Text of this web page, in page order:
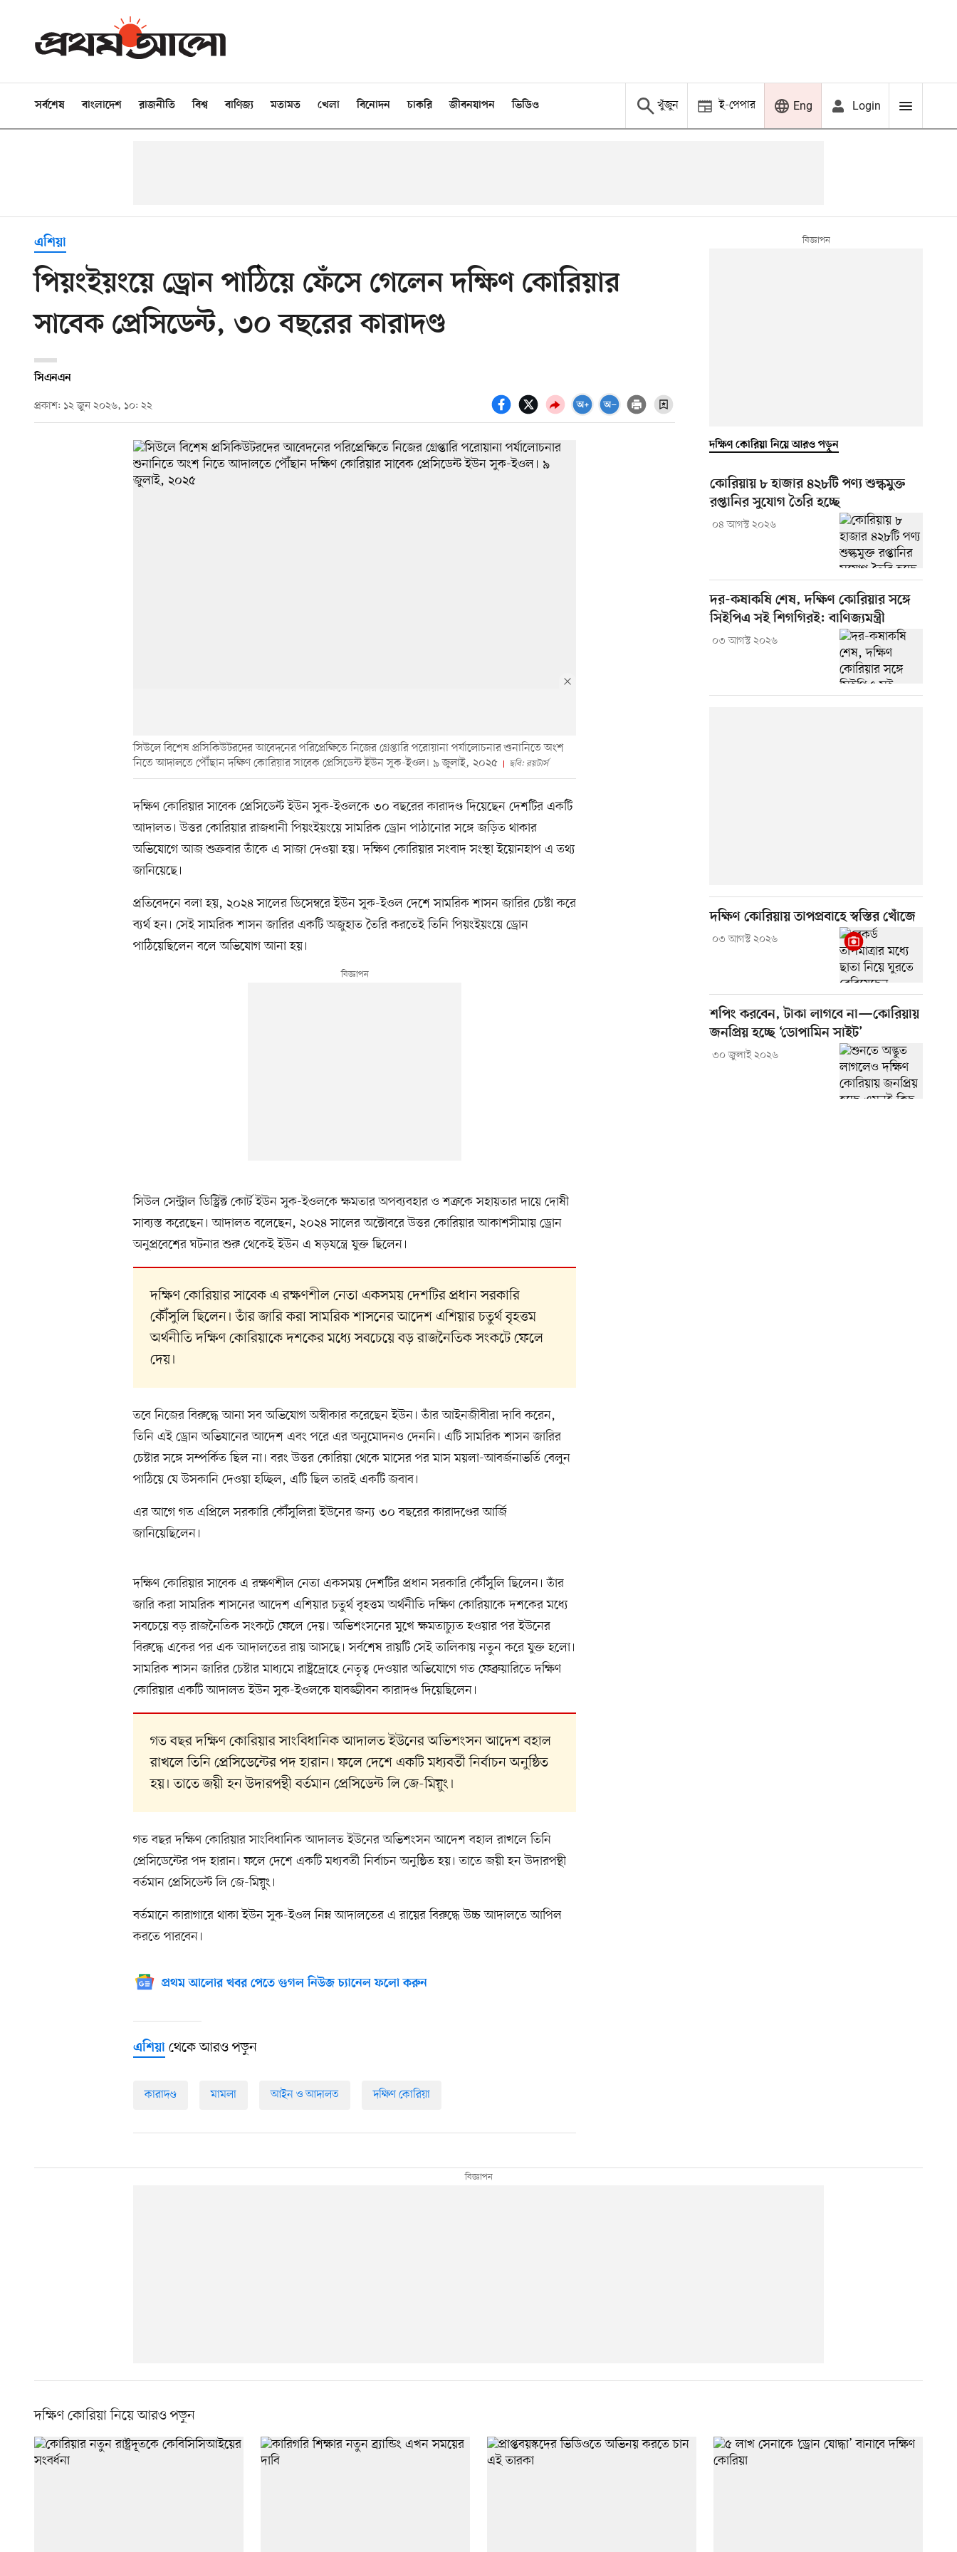
সর্বশেষ বাংলাদেশ রাজনীতি বিশ্ব বাণিজ্য মতামত খেলা বিনোদন চাকরি জীবনযাপন ভিডিও খুঁজুন ই-পেপার Eng Login
এশিয়া
পিয়ংইয়ংয়ে ড্রোন পাঠিয়ে ফেঁসে গেলেন দক্ষিণ কোরিয়ার
সাবেক প্রেসিডেন্ট, ৩০ বছরের কারাদণ্ড
সিএনএন
প্রকাশ: ১২ জুন ২০২৬, ১০: ২২
সিউলে বিশেষ প্রসিকিউটরদের আবেদনের পরিপ্রেক্ষিতে নিজের গ্রেপ্তারি পরোয়ানা পর্যালোচনার শুনানিতে অংশ
নিতে আদালতে পৌঁছান দক্ষিণ কোরিয়ার সাবেক প্রেসিডেন্ট ইউন সুক-ইওল। ৯ জুলাই, ২০২৫
ছবি: রয়টার্স
দক্ষিণ কোরিয়ার সাবেক প্রেসিডেন্ট ইউন সুক-ইওলকে ৩০ বছরের কারাদণ্ড দিয়েছেন দেশটির একটি
আদালত। উত্তর কোরিয়ার রাজধানী পিয়ংইয়ংয়ে সামরিক ড্রোন পাঠানোর সঙ্গে জড়িত থাকার
অভিযোগে আজ শুক্রবার তাঁকে এ সাজা দেওয়া হয়। দক্ষিণ কোরিয়ার সংবাদ সংস্থা ইয়োনহাপ এ তথ্য
জানিয়েছে।
প্রতিবেদনে বলা হয়, ২০২৪ সালের ডিসেম্বরে ইউন সুক-ইওল দেশে সামরিক শাসন জারির চেষ্টা করে
ব্যর্থ হন। সেই সামরিক শাসন জারির একটি অজুহাত তৈরি করতেই তিনি পিয়ংইয়ংয়ে ড্রোন
পাঠিয়েছিলেন বলে অভিযোগ আনা হয়।
সিউল সেন্ট্রাল ডিস্ট্রিক্ট কোর্ট ইউন সুক-ইওলকে ক্ষমতার অপব্যবহার ও শত্রুকে সহায়তার দায়ে দোষী
সাব্যস্ত করেছেন। আদালত বলেছেন, ২০২৪ সালের অক্টোবরে উত্তর কোরিয়ার আকাশসীমায় ড্রোন
অনুপ্রবেশের ঘটনার শুরু থেকেই ইউন এ ষড়যন্ত্রে যুক্ত ছিলেন।
দক্ষিণ কোরিয়ার সাবেক এ রক্ষণশীল নেতা একসময় দেশটির প্রধান সরকারি
কৌঁসুলি ছিলেন। তাঁর জারি করা সামরিক শাসনের আদেশ এশিয়ার চতুর্থ বৃহত্তম
অর্থনীতি দক্ষিণ কোরিয়াকে দশকের মধ্যে সবচেয়ে বড় রাজনৈতিক সংকটে ফেলে
দেয়।
তবে নিজের বিরুদ্ধে আনা সব অভিযোগ অস্বীকার করেছেন ইউন। তাঁর আইনজীবীরা দাবি করেন,
তিনি এই ড্রোন অভিযানের আদেশ এবং পরে এর অনুমোদনও দেননি। এটি সামরিক শাসন জারির
চেষ্টার সঙ্গে সম্পর্কিত ছিল না। বরং উত্তর কোরিয়া থেকে মাসের পর মাস ময়লা-আবর্জনাভর্তি বেলুন
পাঠিয়ে যে উসকানি দেওয়া হচ্ছিল, এটি ছিল তারই একটি জবাব।
এর আগে গত এপ্রিলে সরকারি কৌঁসুলিরা ইউনের জন্য ৩০ বছরের কারাদণ্ডের আর্জি
জানিয়েছিলেন।
দক্ষিণ কোরিয়ার সাবেক এ রক্ষণশীল নেতা একসময় দেশটির প্রধান সরকারি কৌঁসুলি ছিলেন। তাঁর
জারি করা সামরিক শাসনের আদেশ এশিয়ার চতুর্থ বৃহত্তম অর্থনীতি দক্ষিণ কোরিয়াকে দশকের মধ্যে
সবচেয়ে বড় রাজনৈতিক সংকটে ফেলে দেয়। অভিশংসনের মুখে ক্ষমতাচ্যুত হওয়ার পর ইউনের
বিরুদ্ধে একের পর এক আদালতের রায় আসছে। সর্বশেষ রায়টি সেই তালিকায় নতুন করে যুক্ত হলো।
সামরিক শাসন জারির চেষ্টার মাধ্যমে রাষ্ট্রদ্রোহে নেতৃত্ব দেওয়ার অভিযোগে গত ফেব্রুয়ারিতে দক্ষিণ
কোরিয়ার একটি আদালত ইউন সুক-ইওলকে যাবজ্জীবন কারাদণ্ড দিয়েছিলেন।
গত বছর দক্ষিণ কোরিয়ার সাংবিধানিক আদালত ইউনের অভিশংসন আদেশ বহাল
রাখলে তিনি প্রেসিডেন্টের পদ হারান। ফলে দেশে একটি মধ্যবর্তী নির্বাচন অনুষ্ঠিত
হয়। তাতে জয়ী হন উদারপন্থী বর্তমান প্রেসিডেন্ট লি জে-মিয়ুং।
গত বছর দক্ষিণ কোরিয়ার সাংবিধানিক আদালত ইউনের অভিশংসন আদেশ বহাল রাখলে তিনি
প্রেসিডেন্টের পদ হারান। ফলে দেশে একটি মধ্যবর্তী নির্বাচন অনুষ্ঠিত হয়। তাতে জয়ী হন উদারপন্থী
বর্তমান প্রেসিডেন্ট লি জে-মিয়ুং।
বর্তমানে কারাগারে থাকা ইউন সুক-ইওল নিম্ন আদালতের এ রায়ের বিরুদ্ধে উচ্চ আদালতে আপিল
করতে পারবেন।
প্রথম আলোর খবর পেতে গুগল নিউজ চ্যানেল ফলো করুন
এশিয়া থেকে আরও পড়ুন
কারাদণ্ড মামলা আইন ও আদালত দক্ষিণ কোরিয়া
দক্ষিণ কোরিয়া নিয়ে আরও পড়ুন
কোরিয়ায় ৮ হাজার ৪২৮টি পণ্য শুল্কমুক্ত
রপ্তানির সুযোগ তৈরি হচ্ছে
০৪ আগস্ট ২০২৬
দর-কষাকষি শেষ, দক্ষিণ কোরিয়ার সঙ্গে
সিইপিএ সই শিগগিরই: বাণিজ্যমন্ত্রী
০৩ আগস্ট ২০২৬
দক্ষিণ কোরিয়ায় তাপপ্রবাহে স্বস্তির খোঁজে
০৩ আগস্ট ২০২৬
শপিং করবেন, টাকা লাগবে না—কোরিয়ায়
জনপ্রিয় হচ্ছে ‘ডোপামিন সাইট’
৩০ জুলাই ২০২৬
দক্ষিণ কোরিয়া নিয়ে আরও পড়ুন